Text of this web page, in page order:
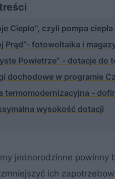
Ciepło”, czyli pompa
Prąd”- fotowoltaika i
Powietrze” - dotacje
dochodowe w programie
termomodernizacyjna -
wysokość dotacji
jednorodzinne powinny
ich